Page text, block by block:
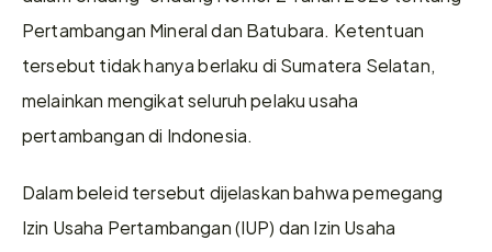
Pertambangan Mineral dan Batubara. Ketentuan
tersebut tidak hanya berlaku di Sumatera Selatan,
melainkan mengikat seluruh pelaku usaha
pertambangan di Indonesia.
Dalam beleid tersebut dijelaskan bahwa pemegang
Izin Usaha Pertambangan (IUP) dan Izin Usaha